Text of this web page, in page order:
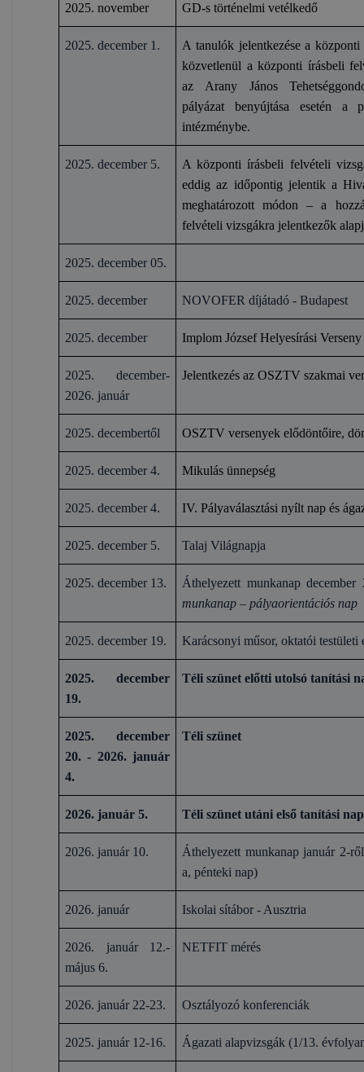
2025. november GD-s történelmi vetélkedő
2025. december 1.
A tanulók jelentkezése a
közvetlenül a központi írásbeli
az Arany János
pályázat benyújtása esetén a
intézménybe.
2025. december 5.
A központi írásbeli felvételi
eddig az időpontig jelentik a
meghatározott módon – a
felvételi vizsgákra jelentkezők
2025. december 05.
2025. december NOVOFER díjátadó - Budapest
2025. december Implom József Helyesírási Verseny
2025. december-
2026. január
Jelentkezés az OSZTV szakmai
2025. decembertől OSZTV versenyek elődöntőire,
2025. december 4. Mikulás ünnepség
2025. december 4. IV. Pályaválasztási nyílt nap és
2025. december 5. Talaj Világnapja
2025. december 13.
Áthelyezett munkanap
munkanap – pályaorientációs nap
2025. december 19. Karácsonyi műsor, oktatói testületi
2025. december
19.
Téli szünet előtti utolsó tanítási
2025. december
20. - 2026. január
4.
Téli szünet
2026. január 5. Téli szünet utáni első tanítási nap
2026. január 10.
Áthelyezett munkanap január 2-
a, pénteki nap)
2026. január Iskolai sítábor - Ausztria
2026. január 12.-
május 6.
NETFIT mérés
2026. január 22-23. Osztályozó konferenciák
2025. január 12-16. Ágazati alapvizsgák (1/13.